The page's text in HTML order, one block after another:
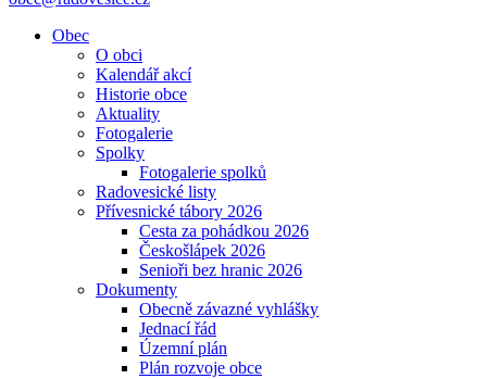
Obec
O obci
Kalendář akcí
Historie obce
Aktuality
Fotogalerie
Spolky
Fotogalerie spolků
Radovesické listy
Přívesnické tábory 2026
Cesta za pohádkou 2026
Českošlápek 2026
Senioři bez hranic 2026
Dokumenty
Obecně závazné vyhlášky
Jednací řád
Územní plán
Plán rozvoje obce